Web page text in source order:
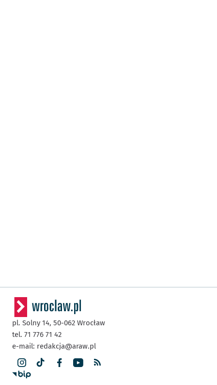
pl. Solny 14, 50-062 Wrocław
tel. 71 776 71 42
e-mail: redakcja@araw.pl